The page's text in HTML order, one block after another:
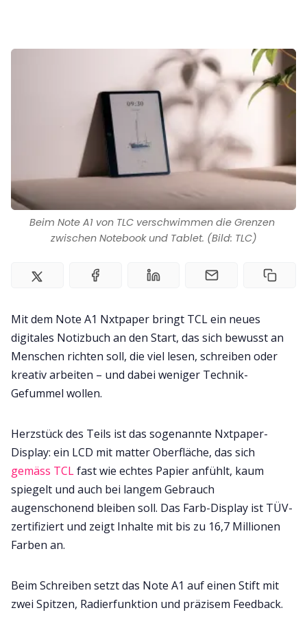
Kontakt
Impressum
Beim Note A1 von TLC verschwimmen die Grenzen
zwischen Notebook und Tablet. (Bild: TLC)
Mit dem Note A1 Nxtpaper bringt TCL ein neues
digitales Notizbuch an den Start, das sich bewusst an
Menschen richten soll, die viel lesen, schreiben oder
kreativ arbeiten – und dabei weniger Technik-
Gefummel wollen.
Herzstück des Teils ist das sogenannte Nxtpaper-
Display: ein LCD mit matter Oberfläche, das sich
gemäss TCLfast wie echtes Papier anfühlt, kaum
spiegelt und auch bei langem Gebrauch
augenschonend bleiben soll. Das Farb-Display ist TÜV-
zertifiziert und zeigt Inhalte mit bis zu 16,7 Millionen
Farben an.
Beim Schreiben setzt das Note A1 auf einen Stift mit
zwei Spitzen, Radierfunktion und präzisem Feedback.